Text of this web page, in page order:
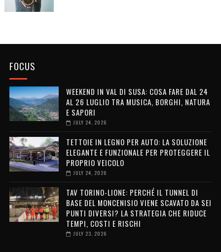
FOCUS
WEEKEND IN VAL DI SUSA: COSA FARE DAL 24
AL 26 LUGLIO TRA MUSICA, BORGHI, NATURA
E SAPORI
JULY 24, 2026
TETTOIE IN LEGNO PER AUTO: LA SOLUZIONE
ELEGANTE E FUNZIONALE PER PROTEGGERE IL
PROPRIO VEICOLO
JULY 24, 2026
TAV TORINO-LIONE: PERCHÉ IL TUNNEL DI
BASE DEL MONCENISIO VIENE SCAVATO DA SEI
PUNTI DIVERSI? LA STRATEGIA CHE RIDUCE
TEMPI, COSTI E RISCHI
JULY 23, 2026